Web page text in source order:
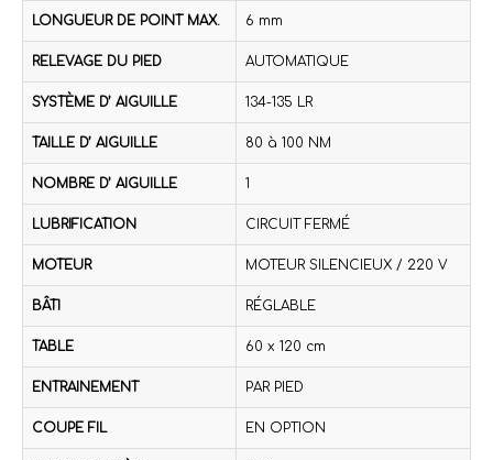
LONGUEUR DE POINT MAX. 6 mm
RELEVAGE DU PIED AUTOMATIQUE
SYSTÈME D’ AIGUILLE 134-135 LR
TAILLE D’ AIGUILLE 80 à 100 NM
NOMBRE D’ AIGUILLE 1
LUBRIFICATION CIRCUIT FERMÉ
MOTEUR MOTEUR SILENCIEUX / 220 V
BÂTI RÉGLABLE
TABLE 60 x 120 cm
ENTRAINEMENT PAR PIED
COUPE FIL EN OPTION